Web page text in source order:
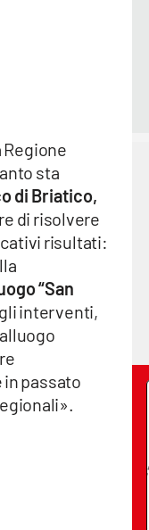
sta
di Briatico,
di risolvere
risultati:
“San
interventi,
passato